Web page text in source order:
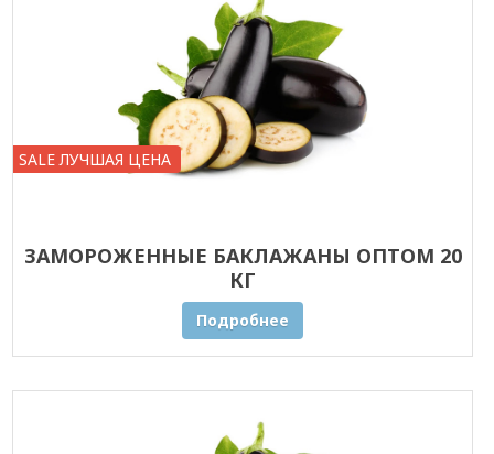
SALE ЛУЧШАЯ ЦЕНА
ЗАМОРОЖЕННЫЕ БАКЛАЖАНЫ ОПТОМ 20
КГ
Подробнее